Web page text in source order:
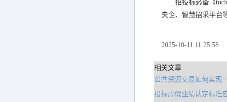
招投标必备《
央企、智慧招采平台
2025-10-11 11:25:58
相关文章
公共资源交易如何实现
投标虚假业绩认定标准